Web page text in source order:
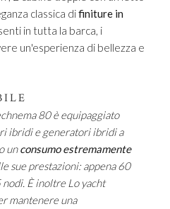
classica difiniture in
in tutta la barca, i
un'esperienza di bellezza e
80 è equipaggiato
ibridi e generatori ibridi a
unconsumo estremamente
sue prestazioni: appena 60
È inoltre Lo yacht
mantenere una